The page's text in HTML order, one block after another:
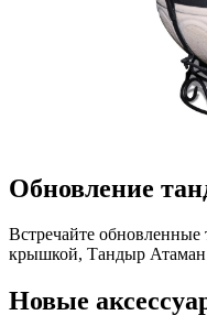
Обновление
Встречайте
крышкой, Тандыр
Новые